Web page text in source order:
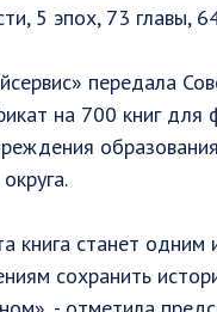
5 эпох, 73 главы,
передала
на 700 книг
книга станет
сохранить